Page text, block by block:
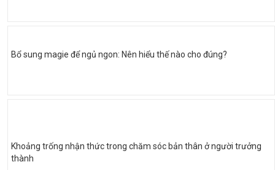
Bổ sung magie để ngủ ngon: Nên hiểu thế nào cho đúng?
Khoảng trống nhận thức trong chăm sóc bản thân ở người trưởng
thành